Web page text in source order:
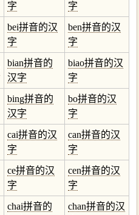
字
字
bei拼音的汉
字
ben拼音的汉
字
bian拼音的
汉字
biao拼音的汉
字
bing拼音的
汉字
bo拼音的汉
字
cai拼音的汉
字
can拼音的汉
字
ce拼音的汉
字
cen拼音的汉
字
chai拼音的
chan拼音的汉